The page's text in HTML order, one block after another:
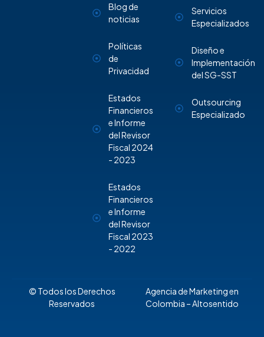
Blog de
noticias
Políticas
de
Privacidad
Estados
Financieros
e Informe
del Revisor
Fiscal 2024
- 2023
Estados
Financieros
e Informe
del Revisor
Fiscal 2023
- 2022
Servicios
Especializados
Diseño e
Implementación
del SG-SST
Outsourcing
Especializado
© Todos los Derechos
Reservados
Agencia de Marketing en
Colombia – Altosentido